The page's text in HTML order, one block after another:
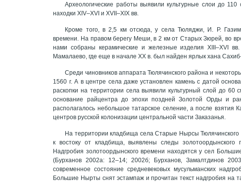
Археологические работы выявили культурные слои до
находки XIV–XVI и XVII–XIX вв.
Кроме того, в 2,5 км отсюда, у села Тюляджи, И. Р.
времени. На правом берегу Меши, в 2 км от Старых Зюрей, во
нами собраны керамические и железные изделия XIII–XVI
Мамалаево, где еще в начале XX в. был найден ярлык хана
Среди чиновников аппарата Тюлячинского района и
1560 г. А в центре села даже установлен камень с датой
раскопки на территории села выявили культурный слой до 60
основание райцентра до эпохи поздней Золотой Орды и
располагалось небольшое татарское селение, а после
центров русской колонизации центральной части Заказанья.
На территории кладбища села Старые Нырсы
к востоку от кладбища, выявлены следы
Надгробия золотоордынского времени находятся у сел
(Бурханов 2002а: 12–14; 2002б; Бурханов, Замалтдинов
современное состояние средневековых мусульманских
Большие Нырты снят эстампаж и прочитан текст надгробия на